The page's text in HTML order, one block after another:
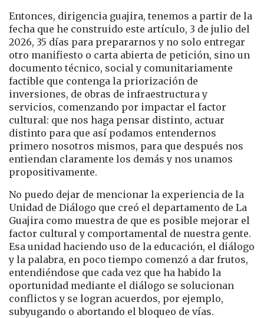
Entonces, dirigencia guajira, tenemos a partir de la
fecha que he construido este artículo, 3 de julio del
2026, 35 días para prepararnos y no solo entregar
otro manifiesto o carta abierta de petición, sino un
documento técnico, social y comunitariamente
factible que contenga la priorización de
inversiones, de obras de infraestructura y
servicios, comenzando por impactar el factor
cultural: que nos haga pensar distinto, actuar
distinto para que así podamos entendernos
primero nosotros mismos, para que después nos
entiendan claramente los demás y nos unamos
propositivamente.
No puedo dejar de mencionar la experiencia de la
Unidad de Diálogo que creó el departamento de La
Guajira como muestra de que es posible mejorar el
factor cultural y comportamental de nuestra gente.
Esa unidad haciendo uso de la educación, el diálogo
y la palabra, en poco tiempo comenzó a dar frutos,
entendiéndose que cada vez que ha habido la
oportunidad mediante el diálogo se solucionan
conflictos y se logran acuerdos, por ejemplo,
subyugando o abortando el bloqueo de vías.